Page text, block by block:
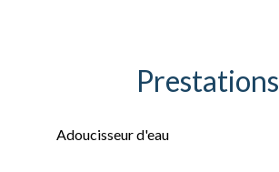
Prestations
Adoucisseur d'eau